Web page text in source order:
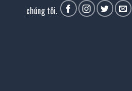
chúng tôi.